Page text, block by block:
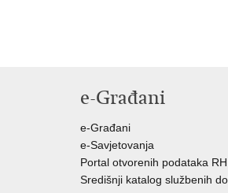
e-Građani
e-Građani
e-Savjetovanja
Portal otvorenih podataka RH
Središnji katalog službenih